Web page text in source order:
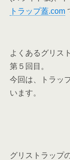
トラップ蓋.com
よくあるグリス
第５回目。
今回は、トラッ
います。
グリストラップ